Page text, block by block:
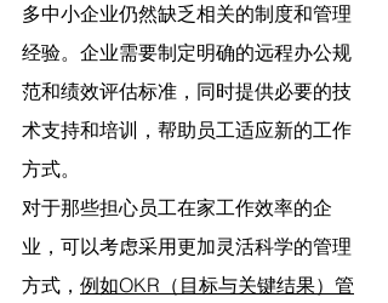
多中小企业仍然缺乏相关的制度和管理
经验。企业需要制定明确的远程办公规
范和绩效评估标准，同时提供必要的技
术支持和培训，帮助员工适应新的工作
方式。
对于那些担心员工在家工作效率的企
业，可以考虑采用更加灵活科学的管理
方式， 例如OKR（目标与关键结果）管